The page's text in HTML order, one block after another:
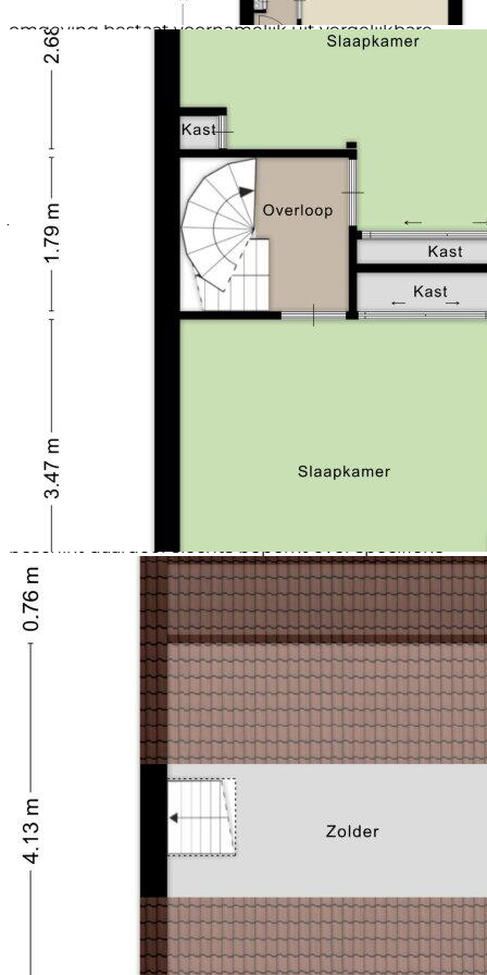
een karakteristieke wijk van Den Helder. De
omgeving bestaat voornamelijk uit vergelijkbare
eengezinswoningen en heeft een gemoedelijk en
functioneel woonkarakter.
Dagelijkse voorzieningen zoals supermarkten,
scholen en winkels bevinden zich op korte afstand.
Ook het centrum van Den Helder en het NS-station
zijn goed bereikbaar, evenals uitvalswegen richting
de regio. De wijk is met name populair bij starters en
jonge gezinnen vanwege de betaalbaarheid en
praktische ligging.
Ten aanzien van de installaties geldt dat de cv-ketel
ouder is dan 18 jaar en derhalve aan vervanging toe is.
Dit dient door koper te worden meegenomen in de
toekomstige mogelijkheden voor verdere
verduurzaming.
De woning betreft een voormalige huurwoning.
informatie met betrekking tot het gebruik en de
staat van het pand.
De verkoop vindt plaats op basis van “as is, where is”,
hetgeen betekent dat de woning wordt verkocht in
de huidige staat, inclusief alle zichtbare en
onzichtbare gebreken.
Deze woning is met name geschikt voor kopers die
ruimte zoeken, bereid zijn te investeren in renovatie
en de potentie van het object herkennen. Na
modernisering biedt deze woning de mogelijkheid
om hier langdurig comfortabel te wonen.
Disclaimer
Deze informatie is met zorg samengesteld, echter
kunnen aan de inhoud geen rechten worden
ontleend. Alle opgegeven maten en oppervlakten
zijn indicatief en gebaseerd op een meetrapport
conform de NEN2580.